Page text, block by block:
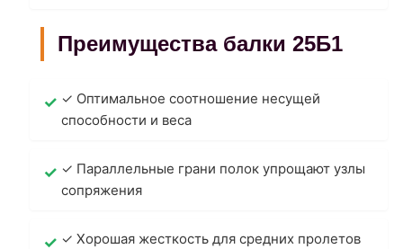
Преимущества балки 25Б1
✓ Оптимальное соотношение несущей
способности и веса
✓ Параллельные грани полок упрощают узлы
сопряжения
✓ Хорошая жесткость для средних пролетов